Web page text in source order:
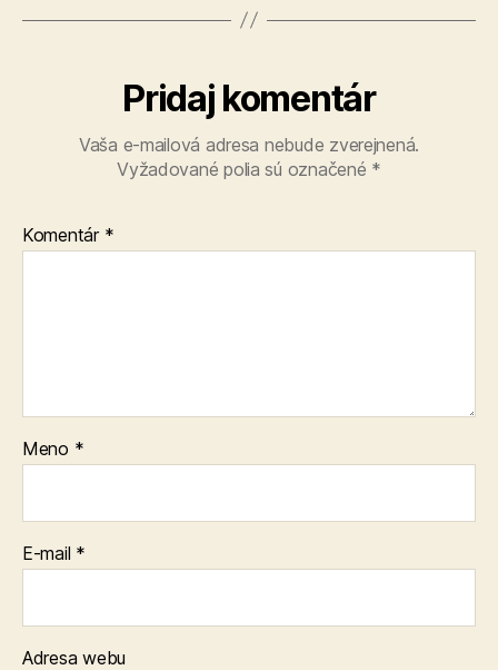
Pridaj komentár
Vaša e-mailová adresa nebude zverejnená.
Vyžadované polia sú označené *
Komentár *
Meno *
E-mail *
Adresa webu